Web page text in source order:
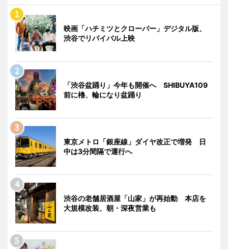
映画「ハチミツとクローバー」デジタル版、
渋谷でリバイバル上映
「渋谷盆踊り」今年も開催へ SHIBUYA109
前に櫓、輪になり盆踊り
東京メトロ「銀座線」ダイヤ改正で増発 日
中は3分間隔で運行へ
渋谷の老舗居酒屋「山家」が再始動 本店を
大規模改装、朝・深夜営業も